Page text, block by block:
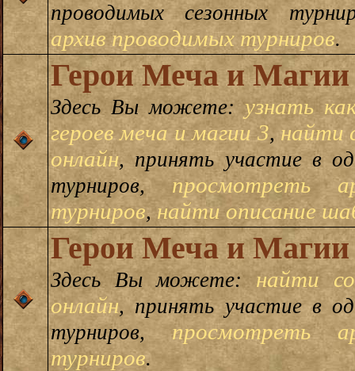
проводимых сезонных
архив проводимых турниров.
Герои Меча и Магии
Здесь Вы можете:узнать
героев меча и магии 3, найти
онлайн, принять участие в
турниров,просмотреть
турниров,найти описание
Герои Меча и Магии
Здесь Вы можете: найти
онлайн, принять участие в
турниров,просмотреть
турниров.